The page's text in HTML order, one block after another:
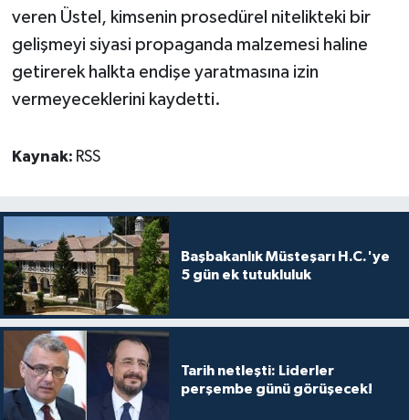
veren Üstel, kimsenin prosedürel nitelikteki bir
gelişmeyi siyasi propaganda malzemesi haline
getirerek halkta endişe yaratmasına izin
vermeyeceklerini kaydetti.
Kaynak: RSS
Başbakanlık Müsteşarı H.C.'ye
5 gün ek tutukluluk
Tarih netleşti: Liderler
perşembe günü görüşecek!